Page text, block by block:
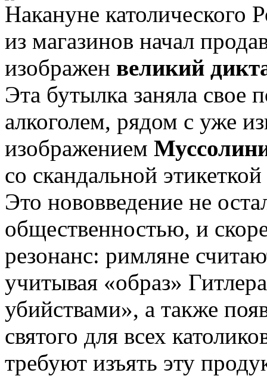
Накануне католического
из магазинов начал
изображен великий
Эта бутылка заняла свое
алкоголем, рядом с уже
изображением
со скандальной
Это нововведение не
общественностью, и
резонанс: римляне
учитывая «образ»
убийствами», а также
святого для всех
требуют изъять эту